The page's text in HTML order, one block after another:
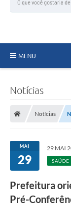
MENU
Meio Ambiente
Ouvidoria
Serviços
Notícias
Notícias
MAI
29
29 MAI
SAÚDE
Prefeitura
Pré-